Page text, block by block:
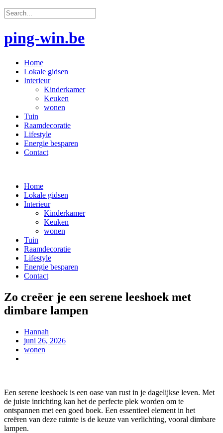
ping-win.be
Home
Lokale gidsen
Interieur
Kinderkamer
Keuken
wonen
Tuin
Raamdecoratie
Lifestyle
Energie besparen
Contact
Home
Lokale gidsen
Interieur
Kinderkamer
Keuken
wonen
Tuin
Raamdecoratie
Lifestyle
Energie besparen
Contact
Zo creëer je een serene leeshoek met
dimbare lampen
Hannah
juni 26, 2026
wonen
Een serene leeshoek is een oase van rust in je dagelijkse leven. Met
de juiste inrichting kan het de perfecte plek worden om te
ontspannen met een goed boek. Een essentieel element in het
creëren van deze ruimte is de keuze van verlichting, vooral dimbare
lampen.